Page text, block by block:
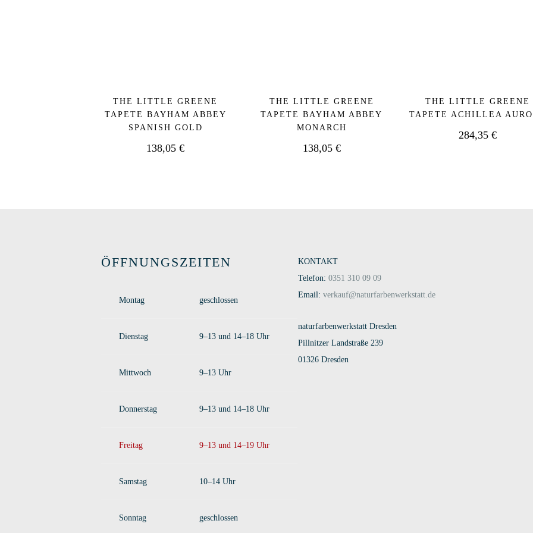
THE LITTLE GREENE
TAPETE BAYHAM ABBEY
SPANISH GOLD
138,05 €
THE LITTLE GREENE
TAPETE BAYHAM ABBEY
MONARCH
138,05 €
THE LITTLE GREENE
TAPETE ACHILLEA
284,35 €
ÖFFNUNGSZEITEN
Montag geschlossen
Dienstag 9–13 und 14–18 Uhr
Mittwoch 9–13 Uhr
Donnerstag 9–13 und 14–18 Uhr
Freitag 9–13 und 14–19 Uhr
Samstag 10–14 Uhr
Sonntag geschlossen
KONTAKT
Telefon: 0351 310 09 09
Email: verkauf@naturfarbenwerkstatt.de
naturfarbenwerkstatt Dresden
Pillnitzer Landstraße 239
01326 Dresden